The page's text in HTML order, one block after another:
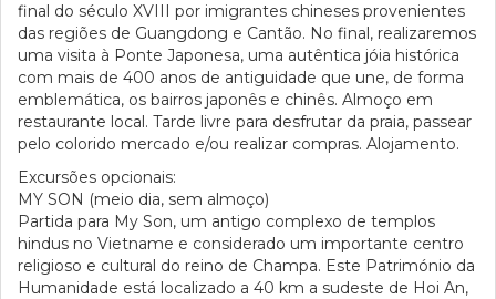
final do século XVIII por imigrantes chineses provenientes
das regiões de Guangdong e Cantão. No final, realizaremos
uma visita à Ponte Japonesa, uma autêntica jóia histórica
com mais de 400 anos de antiguidade que une, de forma
emblemática, os bairros japonês e chinês. Almoço em
restaurante local. Tarde livre para desfrutar da praia, passear
pelo colorido mercado e/ou realizar compras. Alojamento.
Excursões opcionais:
MY SON (meio dia, sem almoço)
Partida para My Son, um antigo complexo de templos
hindus no Vietname e considerado um importante centro
religioso e cultural do reino de Champa. Este Património da
Humanidade está localizado a 40 km a sudeste de Hoi An,